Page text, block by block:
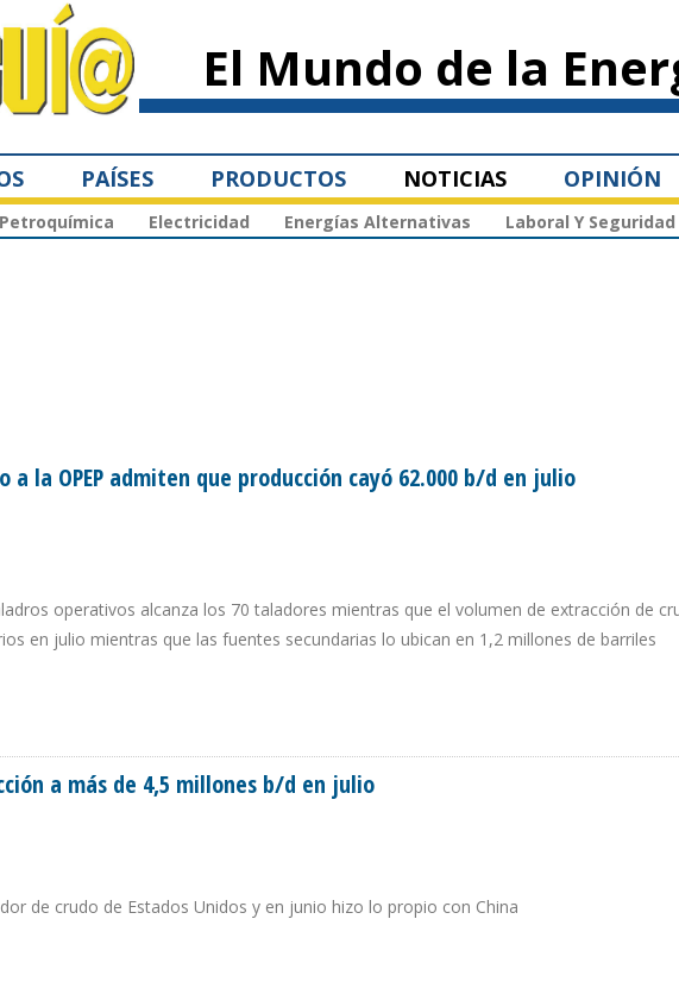
principal
El Mundo de la
PAÍSES PRODUCTOS NOTICIAS OPINIÓN
Petroquímica Electricidad Energías Alternativas Laboral Y Seguridad
a la OPEP admiten que producción cayó 62.000 b/d en julio
operativos alcanza los 70 taladores mientras que el volumen de extracción de
en julio mientras que las fuentes secundarias lo ubican en 1,2 millones de barriles
a más de 4,5 millones b/d en julio
de crudo de Estados Unidos y en junio hizo lo propio con China